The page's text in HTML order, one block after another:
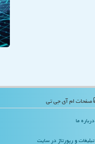
صفحات ام آی جی تی
درباره ما
تبلیغات و رپورتاژ در سایت